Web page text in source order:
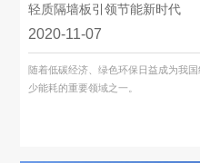
轻质隔墙板引领节能新时代
2020-11-07
随着低碳经济、绿色环保日益成为我
少能耗的重要领域之一。